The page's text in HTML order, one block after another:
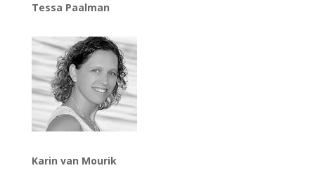
Tessa Paalman
Karin van Mourik